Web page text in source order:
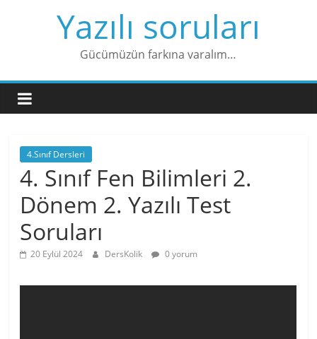
Yazılı soruları
Gücümüzün farkına varalım…
4.Sınıf Dersleri
4. Sınıf Fen Bilimleri 2.
Dönem 2. Yazılı Test
Soruları
20 Eylül 2024 DersKolik 0 yorum